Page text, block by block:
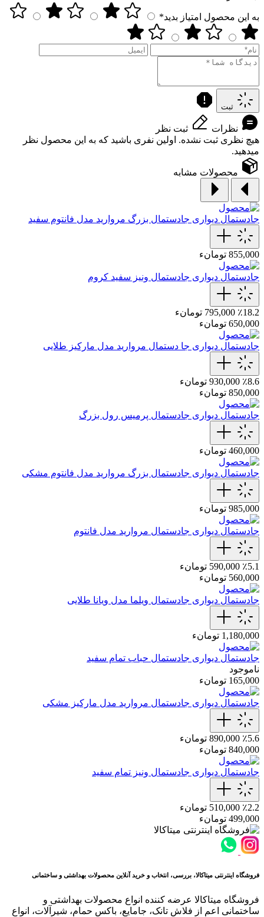
به این محصول امتیاز بدید*
ثبت
نظرات
ثبت نظر
هیچ نظری ثبت نشده. اولین نفری باشید که به این محصول نظر
میدهید.
محصولات مشابه
جادستمال دیواری جادستمال‌ بزرگ مروارید مدل فانتوم سفید
855,000 تومانء
جادستمال دیواری جادستمال ونیز سفید کروم
٪18.2 795,000 تومانء
650,000 تومانء
جادستمال دیواری جا دستمال مروارید مدل مارکیز طلایی
٪8.6 930,000 تومانء
850,000 تومانء
جادستمال دیواری جادستمال پرمیس رول بزرگ
460,000 تومانء
جادستمال دیواری جادستمال‌ بزرگ مروارید مدل فانتوم مشکی
985,000 تومانء
جادستمال دیواری جادستمال‌ مروارید مدل فانتوم
٪5.1 590,000 تومانء
560,000 تومانء
جادستمال دیواری جادستمال‌ ویلما مدل ویانا طلایی
1,180,000 تومانء
جادستمال دیواری جادستمال حباب تمام سفید
ناموجود
165,000 تومانء
جادستمال دیواری جادستمال‌ مروارید مدل مارکیز مشکی
٪5.6 890,000 تومانء
840,000 تومانء
جادستمال دیواری جادستمال ونیز تمام سفید
٪2.2 510,000 تومانء
499,000 تومانء
فروشگاه اینترنتی میتاکالا، بررسی، انتخاب و خرید آنلاین محصولات بهداشتی و ساختمانی
فروشگاه میتاکالا عرضه کننده انواع محصولات بهداشتی و
ساختمانی اعم از فلاش تانک، جامایع، باکس حمام، شیرآلات، انواع